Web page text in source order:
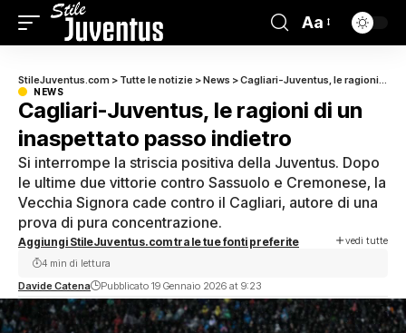
Aa
StileJuventus.com > Tutte le notizie >News >Cagliari-Juventus, le ragioni di un inaspettato passo indietro
NEWS
Cagliari-Juventus, le ragioni di un
inaspettato passo indietro
Si interrompe la striscia positiva della Juventus. Dopo
le ultime due vittorie contro Sassuolo e Cremonese, la
Vecchia Signora cade contro il Cagliari, autore di una
prova di pura concentrazione.
Aggiungi StileJuventus.com tra le tue fonti preferite vedi tutte
Davide Catena Pubblicato 19 Gennaio 2026 at 9:23
4 min di lettura